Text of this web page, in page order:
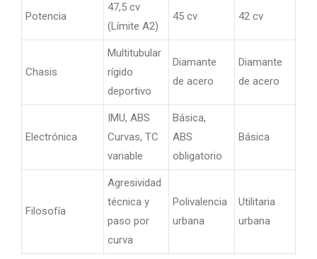
Potencia
47,5 cv
(Límite A2)
45 cv 42 cv
Chasis
Multitubular
rígido
deportivo
Diamante
de acero
Diamante
de acero
Electrónica
IMU, ABS
Curvas, TC
variable
Básica,
ABS
obligatorio
Básica
Filosofía
Agresividad
técnica y
paso por
curva
Polivalencia
urbana
Utilitaria
urbana